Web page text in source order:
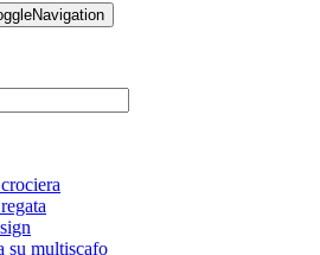
su multiscafo